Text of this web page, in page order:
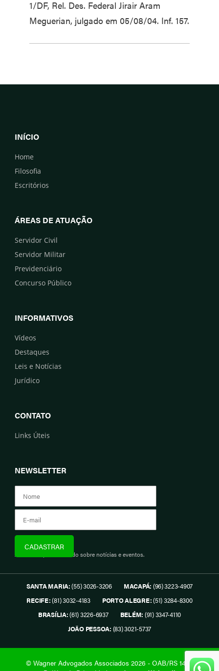
1/DF, Rel. Des. Federal Jirair Aram
Meguerian, julgado em 05/08/04. Inf. 157.
INÍCIO
Home
Filosofia
Escritórios
ÁREAS DE ATUAÇÃO
Servidor Civil
Servidor Militar
Previdenciário
Concurso Público
INFORMATIVOS
Vídeos
Destaques
Leis e Notícias
Jurídico
CONTATO
Links Úteis
NEWSLETTER
Assine e fique informado sobre notícias e eventos.
SANTA MARIA:(55) 3026-3206 MACAPÁ: (96) 3223-4907
RECIFE:(81) 3032-4183 PORTO ALEGRE:(51) 3284-8300
BRASÍLIA:(61) 3226-6937 BELÉM: (91) 3347-4110
JOÃO PESSOA: (83) 3021-5737
© Wagner Advogados Associados 2026 - OAB/RS 1419.